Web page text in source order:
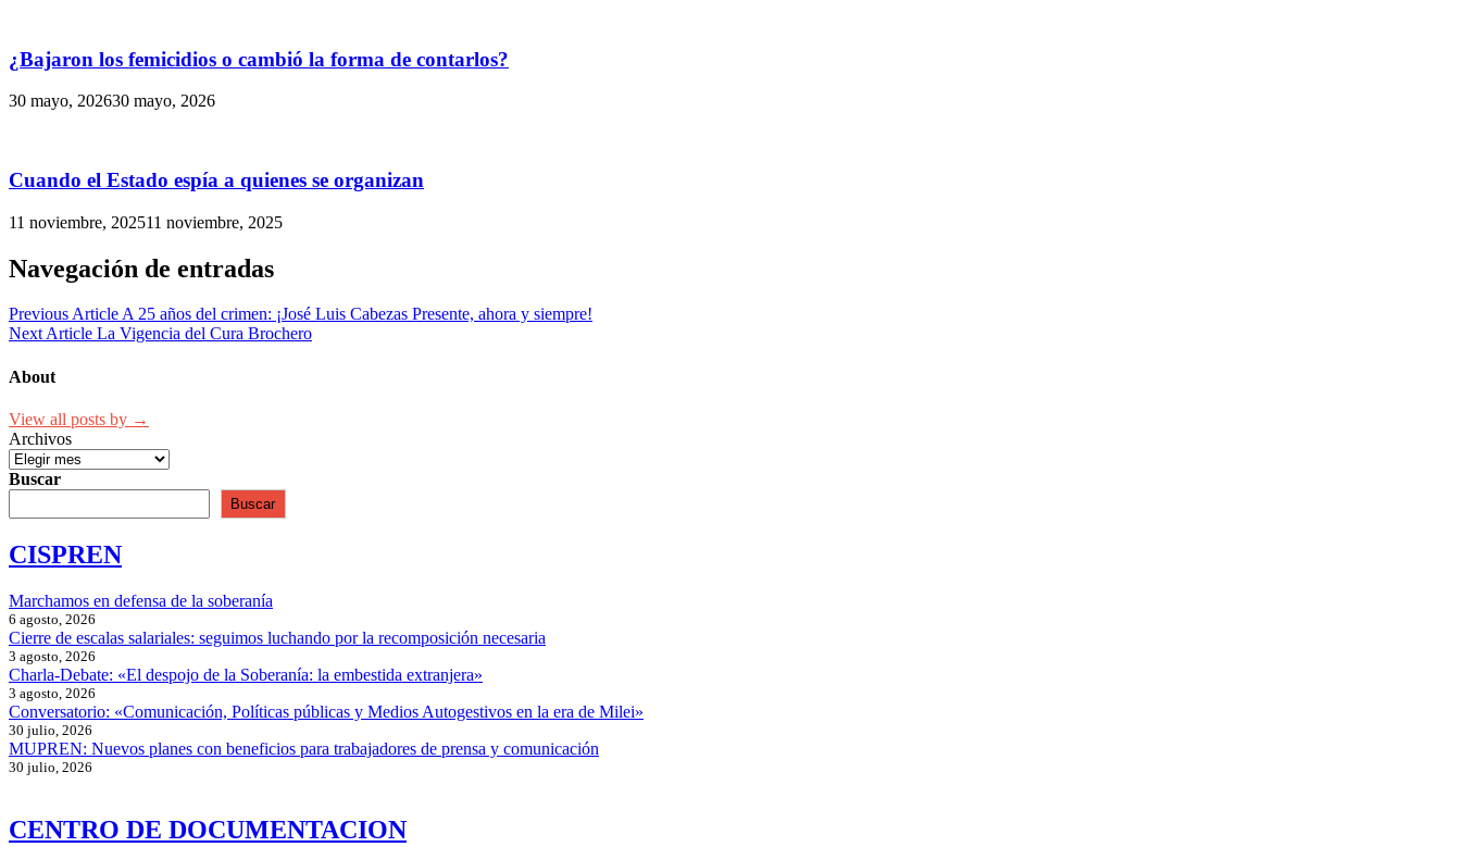
¿Bajaron los femicidios o cambió la forma de contarlos?
30 mayo, 202630 mayo, 2026
Cuando el Estado espía a quienes se organizan
11 noviembre, 202511 noviembre, 2025
Navegación de entradas
Previous ArticleA 25 años del crimen: ¡José Luis Cabezas Presente, ahora y siempre!
Next Article La Vigencia del Cura Brochero
About
View all posts by →
Archivos
Buscar
Buscar
CISPREN
Marchamos en defensa de la soberanía
6 agosto, 2026
Cierre de escalas salariales: seguimos luchando por la recomposición necesaria
3 agosto, 2026
Charla-Debate: «El despojo de la Soberanía: la embestida extranjera»
3 agosto, 2026
Conversatorio: «Comunicación, Políticas públicas y Medios Autogestivos en la era de Milei»
30 julio, 2026
MUPREN: Nuevos planes con beneficios para trabajadores de prensa y comunicación
30 julio, 2026
CENTRO DE DOCUMENTACION